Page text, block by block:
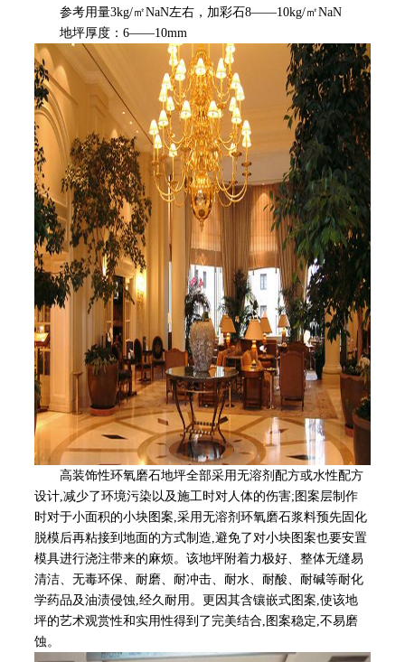
参考用量3kg/㎡NaN左右，加彩石8——10kg/㎡NaN
地坪厚度：6——10mm
高装饰性环氧磨石地坪全部采用无溶剂配方或水性配方
设计,减少了环境污染以及施工时对人体的伤害;图案层制作
时对于小面积的小块图案,采用无溶剂环氧磨石浆料预先固化
脱模后再粘接到地面的方式制造,避免了对小块图案也要安置
模具进行浇注带来的麻烦。该地坪附着力极好、整体无缝易
清洁、无毒环保、耐磨、耐冲击、耐水、耐酸、耐碱等耐化
学药品及油渍侵蚀,经久耐用。更因其含镶嵌式图案,使该地
坪的艺术观赏性和实用性得到了完美结合,图案稳定,不易磨
蚀。